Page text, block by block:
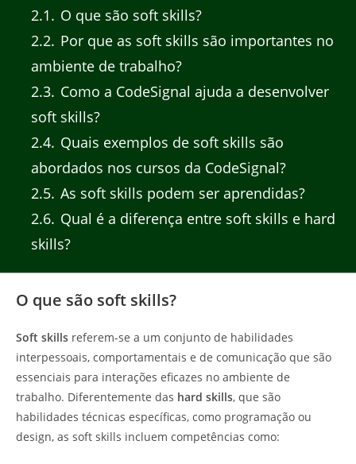
2.1
O que são soft skills?
2.2 Por que as soft skills são importantes no
ambiente de trabalho?
2.3 Como a CodeSignal ajuda a desenvolver
soft skills?
2.4 Quais exemplos de soft skills são
abordados nos cursos da CodeSignal?
2.5 As soft skills podem ser aprendidas?
2.6 Qual é a diferença entre soft skills e hard
skills?
O que são soft skills?
Soft skills referem-se a um conjunto de habilidades
interpessoais, comportamentais e de comunicação que são
essenciais para interações eficazes no ambiente de
trabalho. Diferentemente das hard skills, que são
habilidades técnicas específicas, como programação ou
design, as soft skills incluem competências como: